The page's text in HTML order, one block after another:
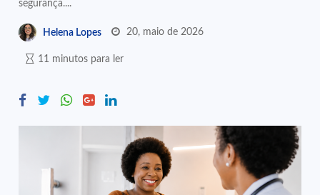
segurança....
Helena Lopes 20, maio de 2026
11 minutos para ler